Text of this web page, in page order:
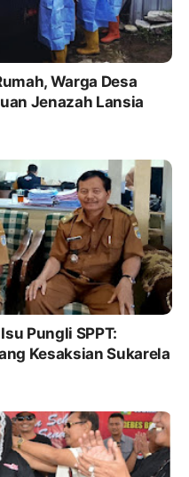
Warga Desa
Jenazah Lansia
Pungli SPPT:
Kesaksian Sukarela